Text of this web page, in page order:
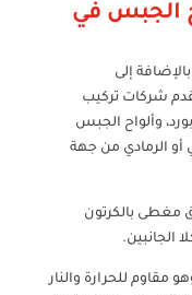
الجبس في
إلى
شركات تركيب
وألواح الجبس
أو الرمادي من جهة
مغطى بالكرتون
الجانبين.
مقاوم للحرارة والنار